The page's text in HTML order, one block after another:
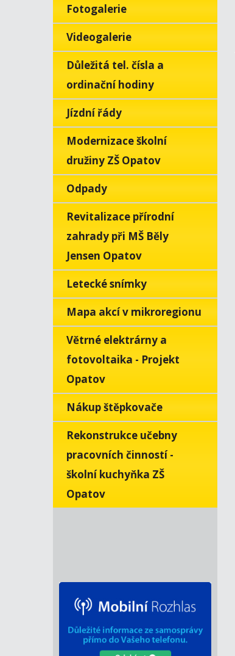
Fotogalerie
Videogalerie
Důležitá tel. čísla a
ordinační hodiny
Jízdní řády
Modernizace školní
družiny ZŠ Opatov
Odpady
Revitalizace přírodní
zahrady při MŠ Běly
Jensen Opatov
Letecké snímky
Mapa akcí v mikroregionu
Větrné elektrárny a
fotovoltaika - Projekt
Opatov
Nákup štěpkovače
Rekonstrukce učebny
pracovních činností -
školní kuchyňka ZŠ
Opatov